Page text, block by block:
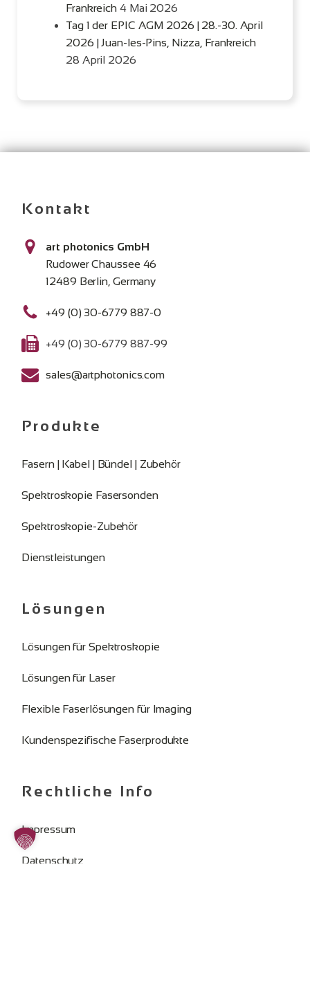
Frankreich 4 Mai 2026
Tag 1 der EPIC AGM 2026 | 28.-30. April
2026 | Juan-les-Pins, Nizza, Frankreich
28 April 2026
Kontakt
art photonics GmbH
Rudower Chaussee 46
12489 Berlin, Germany
+49 (0) 30-6779 887-0
+49 (0) 30-6779 887-99
sales@artphotonics.com
Produkte
Fasern | Kabel | Bündel | Zubehör
Spektroskopie Fasersonden
Spektroskopie-Zubehör
Dienstleistungen
Lösungen
Lösungen für Spektroskopie
Lösungen für Laser
Flexible Faserlösungen für Imaging
Kundenspezifische Faserprodukte
Rechtliche Info
Impressum
Datenschutz